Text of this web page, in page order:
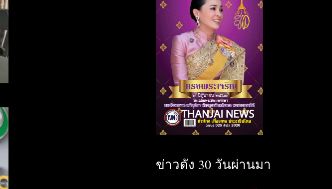
ข่าวดัง 30 วันผ่านมา